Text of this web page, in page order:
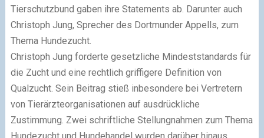
Tierschutzbund gaben ihre Statements ab. Darunter auch
Christoph Jung, Sprecher des Dortmunder Appells, zum
Thema Hundezucht.
Christoph Jung forderte gesetzliche Mindeststandards für
die Zucht und eine rechtlich griffigere Definition von
Qualzucht. Sein Beitrag stieß inbesondere bei Vertretern
von Tierärzteorganisationen auf ausdrückliche
Zustimmung. Zwei schriftliche Stellungnahmen zum Thema